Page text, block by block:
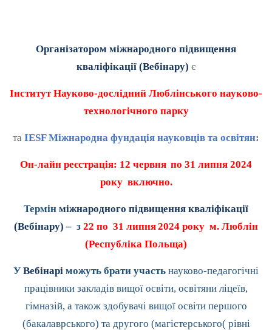
Організатором міжнародного підвищення
кваліфікації (Вебінару) є
Інститут Науково-дослідний Люблінського науково-
технологічного парку
та IESF Міжнародна фундація науковців та освітян:
Он-лайн реєстрація: 12 червня по 31 липня 2024
року включно.
Термін міжнародного підвищення кваліфікації
(Вебінару)– з 22 по 31 липня2024 року м. Люблін
(Республіка Польща)
У Вебінарі можуть брати участь науково-педагогічні
працівники закладів вищої освіти, освітяни ліцеїв,
гімназій, а також здобувачі вищої освіти першого
(бакалаврського) та другого (магістерського( рівні